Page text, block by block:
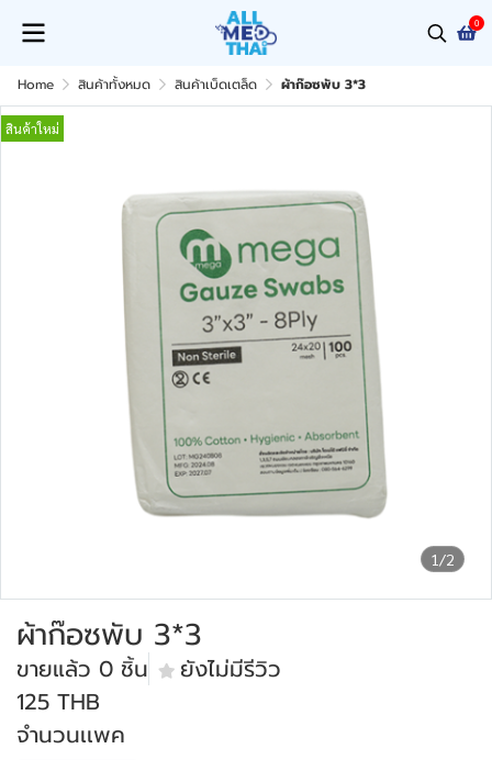
0
Home สินค้าทั้งหมด สินค้าเบ็ดเตล็ด ผ้าก๊อซพับ 3*3
1/2
สินค้าใหม่
ผ้าก๊อซพับ 3*3
ขายแล้ว 0 ชิ้น
ยังไม่มีรีวิว
125 THB
จำนวนเเพค